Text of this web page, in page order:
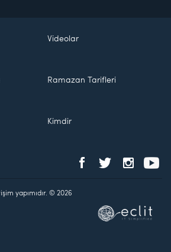
Videolar
Ramazan Tarifleri
Kimdir
yapımıdır. © 2026